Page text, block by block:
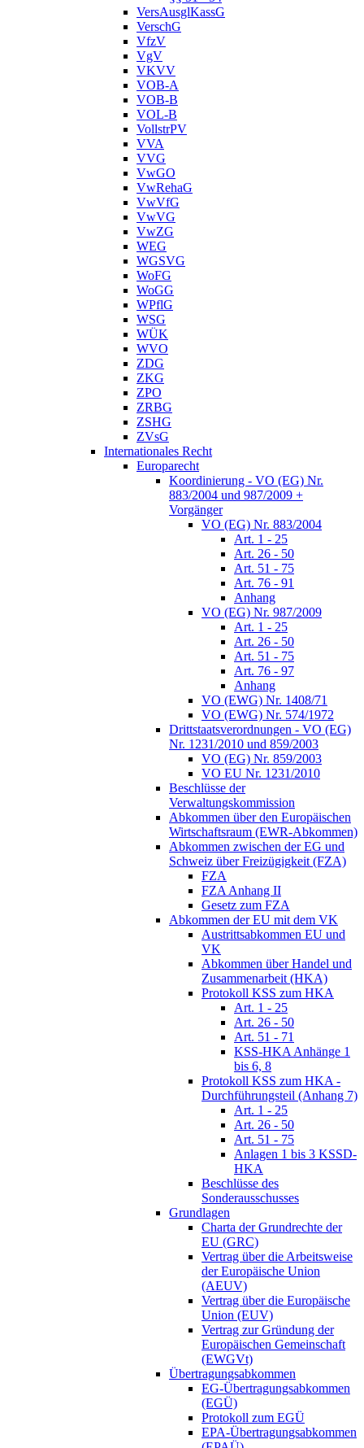
VersAusglKassG
VerschG
VfzV
VgV
VKVV
VOB-A
VOB-B
VOL-B
VollstrPV
VVA
VVG
VwGO
VwRehaG
VwVfG
VwVG
VwZG
WEG
WGSVG
WoFG
WoGG
WPflG
WSG
WÜK
WVO
ZDG
ZKG
ZPO
ZRBG
ZSHG
ZVsG
Internationales Recht
Europarecht
Koordinierung - VO (EG) Nr.
883/2004 und 987/2009 +
Vorgänger
VO (EG) Nr. 883/2004
Art. 1 - 25
Art. 26 - 50
Art. 51 - 75
Art. 76 - 91
Anhang
VO (EG) Nr. 987/2009
Art. 1 - 25
Art. 26 - 50
Art. 51 - 75
Art. 76 - 97
Anhang
VO (EWG) Nr. 1408/71
VO (EWG) Nr. 574/1972
Drittstaatsverordnungen - VO (EG)
Nr. 1231/2010 und 859/2003
VO (EG) Nr. 859/2003
VO EU Nr. 1231/2010
Beschlüsse der
Verwaltungskommission
Abkommen über den Europäischen
Wirtschaftsraum (EWR-Abkommen)
Abkommen zwischen der EG und
Schweiz über Freizügigkeit (FZA)
FZA
FZA Anhang II
Gesetz zum FZA
Abkommen der EU mit dem VK
Austrittsabkommen EU und
VK
Abkommen über Handel und
Zusammenarbeit (HKA)
Protokoll KSS zum HKA
Art. 1 - 25
Art. 26 - 50
Art. 51 - 71
KSS-HKA Anhänge 1
bis 6, 8
Protokoll KSS zum HKA -
Durchführungsteil (Anhang 7)
Art. 1 - 25
Art. 26 - 50
Art. 51 - 75
Anlagen 1 bis 3 KSSD-
HKA
Beschlüsse des
Sonderausschusses
Grundlagen
Charta der Grundrechte der
EU (GRC)
Vertrag über die Arbeitsweise
der Europäische Union
(AEUV)
Vertrag über die Europäische
Union (EUV)
Vertrag zur Gründung der
Europäischen Gemeinschaft
(EWGVt)
Übertragungsabkommen
EG-Übertragungsabkommen
(EGÜ)
Protokoll zum EGÜ
EPA-Übertragungsabkommen